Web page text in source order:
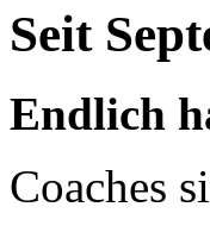
Seit
Endlich
Coaches